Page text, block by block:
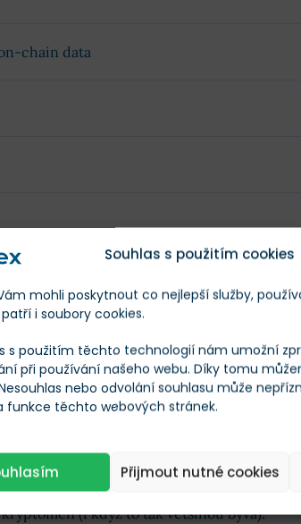
Souhlas s použitím cookies
mohli poskytnout co nejlepší služby,
i soubory cookies.
s použitím těchto technologií nám umožní
při používání našeho webu. Díky tomu
nebo odvolání souhlasu může
funkce těchto webových stránek.
Přijmout nutné cookies
chain data
obsah
předchozích predikcí – podobné
ne, kryptoměnový trh velmi rychle roste a
velikost a dospělost nemusí vždy nutně
(i když to tak většinou bývá).